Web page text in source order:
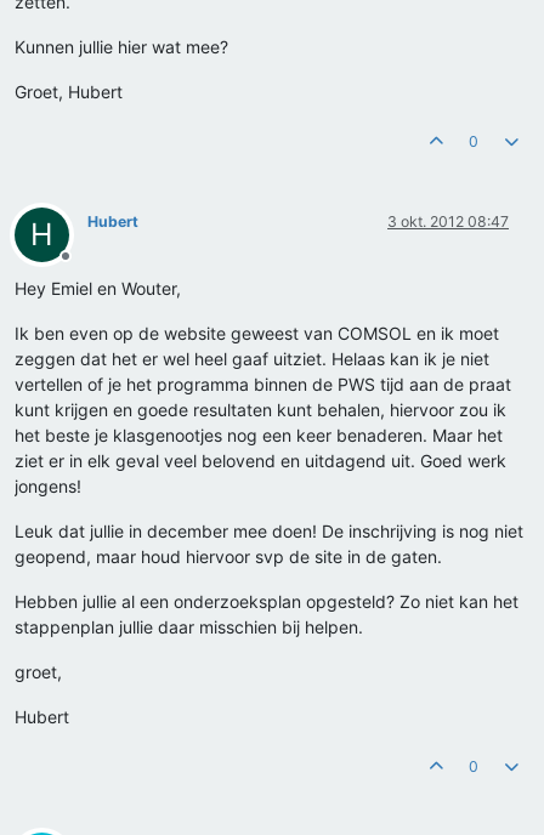
Kunnen jullie hier wat mee?
Groet, Hubert
0
H
Offline
Hubert 3 okt. 2012 08:47
Hey Emiel en Wouter,
Ik ben even op de website geweest van COMSOL en ik moet
zeggen dat het er wel heel gaaf uitziet. Helaas kan ik je niet
vertellen of je het programma binnen de PWS tijd aan de praat
kunt krijgen en goede resultaten kunt behalen, hiervoor zou ik
het beste je klasgenootjes nog een keer benaderen. Maar het
ziet er in elk geval veel belovend en uitdagend uit. Goed werk
jongens!
Leuk dat jullie in december mee doen! De inschrijving is nog niet
geopend, maar houd hiervoor svp de site in de gaten.
Hebben jullie al een onderzoeksplan opgesteld? Zo niet kan het
stappenplan jullie daar misschien bij helpen.
groet,
Hubert
0